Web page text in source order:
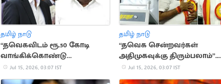
தமிழ் நாடு
“தவெகவிடம் ரூ.50 கோடி
வாங்கிக்கொண்டு
அதிமுகவில் இருந்து
விலகியுள்ளனர்”
Jul 15, 2026, 03:07 IST
தமிழ் நாடு
“தவெக சென்றவர்கள்
அதிமுகவுக்கு திரும்பலாம்”..
உதயகுமார் பேச்சு
Jul 15, 2026, 03:07 IST